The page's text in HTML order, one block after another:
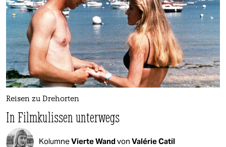
Reisen zu Drehorten
In Filmkulissen unterwegs
KolumneVierte Wandvon Valérie Catil